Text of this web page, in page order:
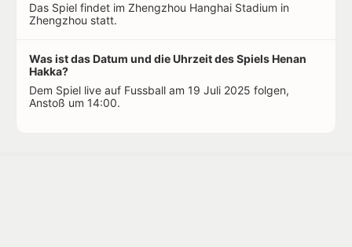
Das Spiel findet im Zhengzhou Hanghai Stadium in
Zhengzhou statt.
Was ist das Datum und die Uhrzeit des Spiels Henan
Hakka?
Dem Spiel live auf Fussball am 19 Juli 2025 folgen,
Anstoß um 14:00.